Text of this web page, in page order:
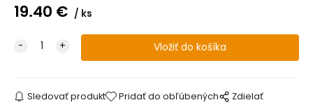
19.40 € ks
Sledovať produkt Pridať do obľúbených Zdielať